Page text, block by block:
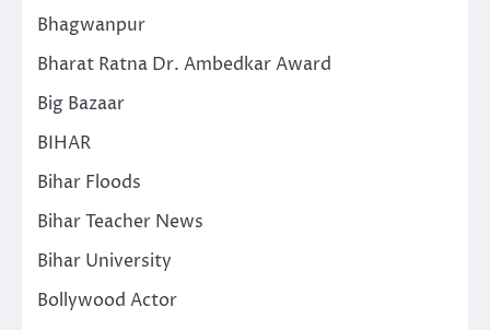
Bhagwanpur
Bharat Ratna Dr. Ambedkar Award
Big Bazaar
BIHAR
Bihar Floods
Bihar Teacher News
Bihar University
Bollywood Actor